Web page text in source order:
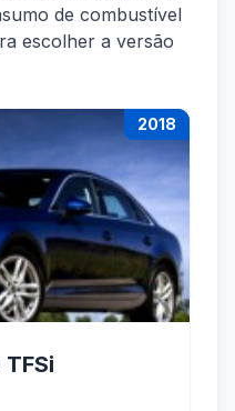
de combustível
escolher a versão
2018